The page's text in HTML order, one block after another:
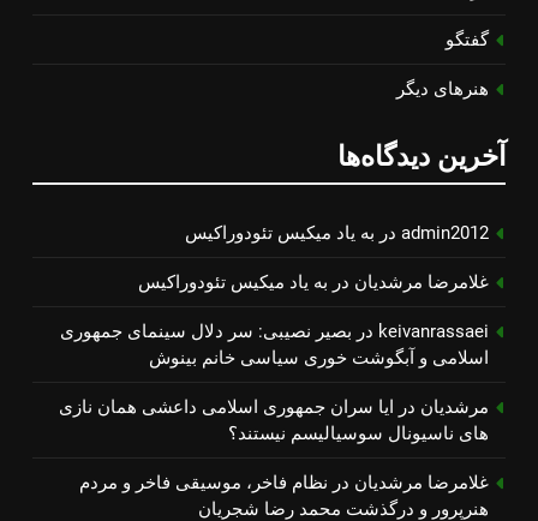
گفتگو
هنرهای دیگر
آخرین دیدگاه‌ها
admin2012 در به یاد میكیس تئودوراكیس
غلامرضا مرشدیان در به یاد میكیس تئودوراكیس
keivanrassaei در بصیر نصیبی: سر دلال سینمای جمهوری
اسلامی و آبگوشت خوری سیاسی خانم بینوش
مرشدیان در ایا سران جمهوری اسلامی داعشی همان نازی
های ناسیونال سوسیالیسم نیستند؟
غلامرضا مرشدیان در نظام فاخر، موسیقی فاخر و مردم
هنرپرور و درگذشت محمد رضا شجریان